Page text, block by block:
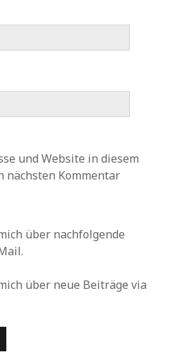
und Website in diesem
nächsten Kommentar
über nachfolgende
über neue Beiträge via